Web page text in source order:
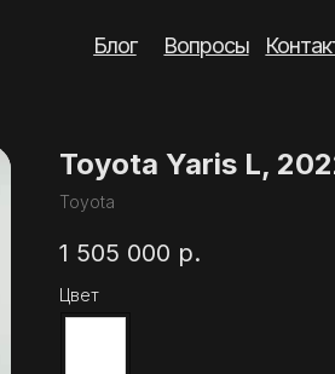
Контакты
Вопросы
Toyota Yaris L,
Toyota
1 505 000 р.
Цвет